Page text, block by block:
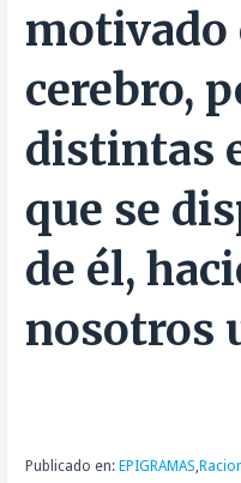
t
i
r
motivado
cerebro,
distintas
que se
de él,
nosotros
Publicado en: EPIGRAMAS,